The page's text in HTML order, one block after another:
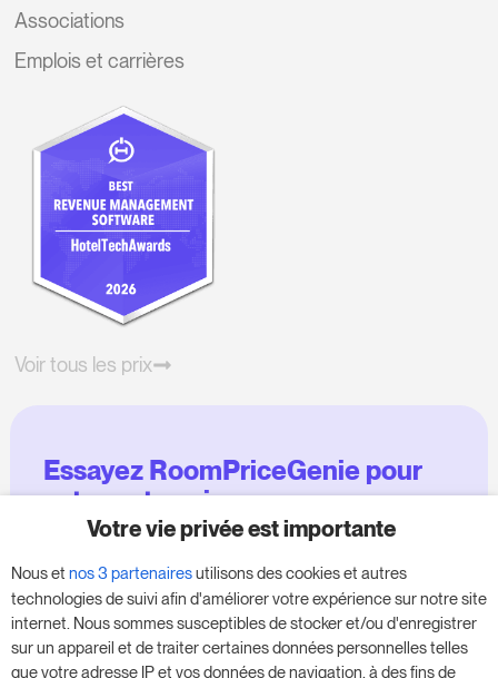
Associations
Emplois et carrières
Voir tous les prix
Essayez RoomPriceGenie pour
votre entreprise
donnez un coup de fouet à votre entreprise,
sans aucune obligation.
Réservez une réunion pour commencer votre
Votre vie privée est importante
Nous et nos 3 partenairesutilisons des cookies et autres
technologies de suivi afin d'améliorer votre expérience sur notre site
internet. Nous sommes susceptibles de stocker et/ou d'enregistrer
sur un appareil et de traiter certaines données personnelles telles
que votre adresse IP et vos données de navigation, à des fins de